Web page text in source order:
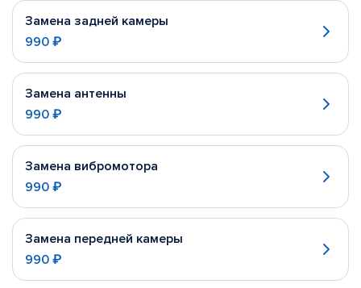
Замена задней камеры
990 ₽
Замена антенны
990 ₽
Замена вибромотора
990 ₽
Замена передней камеры
990 ₽